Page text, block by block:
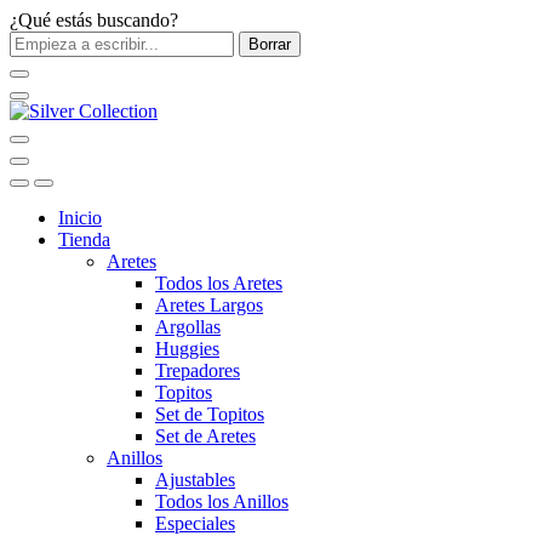
¿Qué estás buscando?
Borrar
Inicio
Tienda
Aretes
Todos los Aretes
Aretes Largos
Argollas
Huggies
Trepadores
Topitos
Set de Topitos
Set de Aretes
Anillos
Ajustables
Todos los Anillos
Especiales